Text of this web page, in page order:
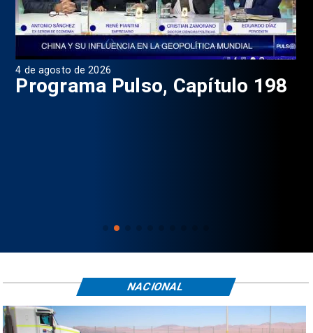
4 de agosto de 2026
Programa Pulso, Capítulo 198
NACIONAL